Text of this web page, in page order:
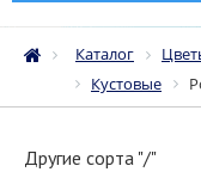
Каталог
Кустовые
Другие сорта "/"